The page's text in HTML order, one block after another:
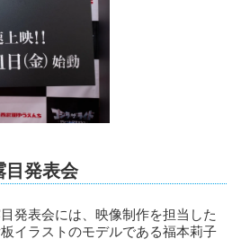
目発表会
発表会には、映像制作を担当した
イラストのモデルである福本莉子